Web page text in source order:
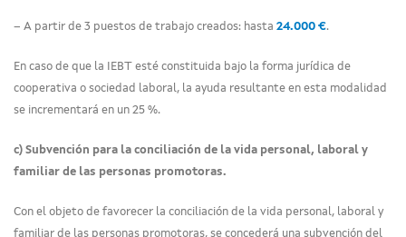
– A partir de 3 puestos de trabajo creados: hasta 24.000 €.
En caso de que la IEBT esté constituida bajo la forma jurídica de
cooperativa o sociedad laboral, la ayuda resultante en esta modalidad
se incrementará en un 25 %.
c) Subvención para la conciliación de la vida personal, laboral y
familiar de las personas promotoras.
Con el objeto de favorecer la conciliación de la vida personal, laboral y
familiar de las personas promotoras, se concederá una subvención del